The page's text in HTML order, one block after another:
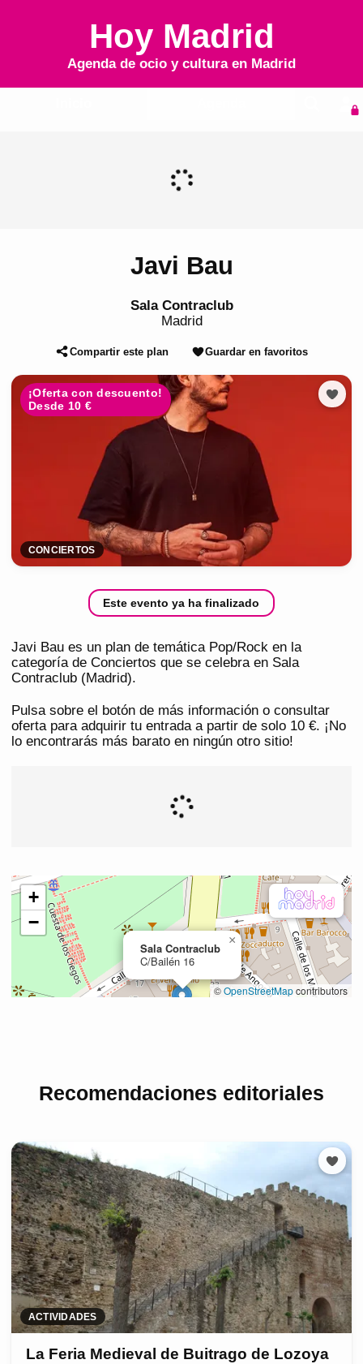
Hoy Madrid
Agenda de ocio y cultura en Madrid
Javi Bau
Sala Contraclub
Madrid
Compartir este plan Guardar en favoritos
¡Oferta con descuento!
Desde 10 €
CONCIERTOS
Este evento ya ha finalizado
Javi Bau es un plan de temática Pop/Rock en la
categoría de Conciertos que se celebra en Sala
Contraclub (Madrid).
Pulsa sobre el botón de más información o consultar
oferta para adquirir tu entrada a partir de solo 10 €. ¡No
lo encontrarás más barato en ningún otro sitio!
Recomendaciones editoriales
ACTIVIDADES
La Feria Medieval de Buitrago de Lozoya